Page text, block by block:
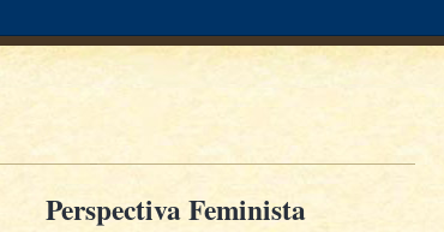
Perspectiva Feminista